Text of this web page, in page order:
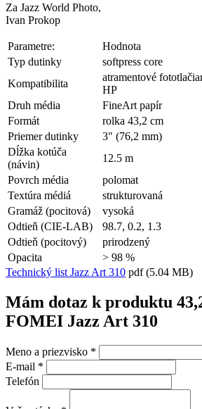
Za Jazz World Photo,
Ivan Prokop
Parametre:
Hodnota
Typ dutinky
softpress core
Kompatibilita
atramentové
HP
Druh média
FineArt papír
Formát
rolka 43,2 cm
Priemer dutinky
3" (76,2 mm)
Dĺžka kotúča
(návin)
12.5 m
Povrch média
polomat
Textúra médiá
strukturovaná
Gramáž (pocitová)
vysoká
Odtieň (CIE-LAB)
98.7, 0.2, 1.3
Odtieň (pocitový)
prirodzený
Opacita
> 98 %
Technický list Jazz Art 310 pdf (5.04 MB)
Mám dotaz k produktu
FOMEI Jazz Art 310
Meno a priezvisko *
E-mail *
Telefón